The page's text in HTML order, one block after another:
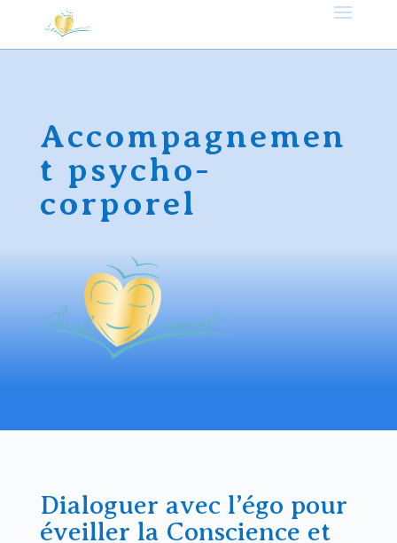
Accompagnemen
t psycho-
corporel
Dialoguer avec l’égo pour
éveiller la Conscience et